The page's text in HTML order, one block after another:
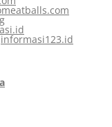
informasi123.id